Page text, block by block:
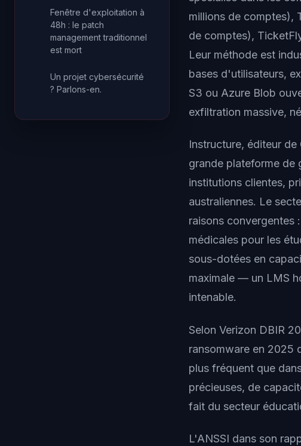
Fenêtre d'exploitation à
48h : le patch
management traditionnel
est mort
Un projet cybersécurité
? Parlons-en.
millions de comptes),
de comptes),
Leur méthode est
bases d'utilisateurs,
S3 ou Azure Blob
exfiltration massive,
Instructure, éditeur
grande plateforme de
institutions clientes,
australiennes. Le
raisons convergentes
médicales pour les
sous-dotées en
maximale — un LMS
intenable.
Selon Verizon DBIR
ransomware en 2025
plus fréquent que
précieuses, de
fait du secteur
L'ANSSI dans son